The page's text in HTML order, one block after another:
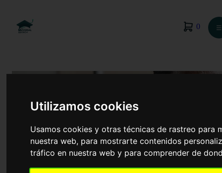
Utilizamos cookies
Usamos cookies y otras técnicas de rastreo para
nuestra web, para mostrarte contenidos
tráfico en nuestra web y para comprender de
0 ☰